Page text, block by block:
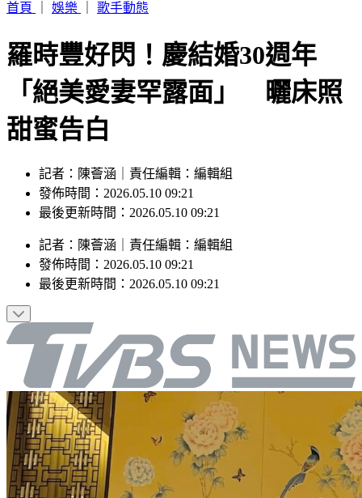
發飆
羅時豐好閃！慶結婚30週年
「絕美愛妻罕露面」 曬床照
甜蜜告白
記者：陳薈涵｜責任編輯：編輯組
發佈時間：2026.05.10 09:21
記者：陳薈涵｜責任編輯：
發佈時間：2026.05.10 09:21